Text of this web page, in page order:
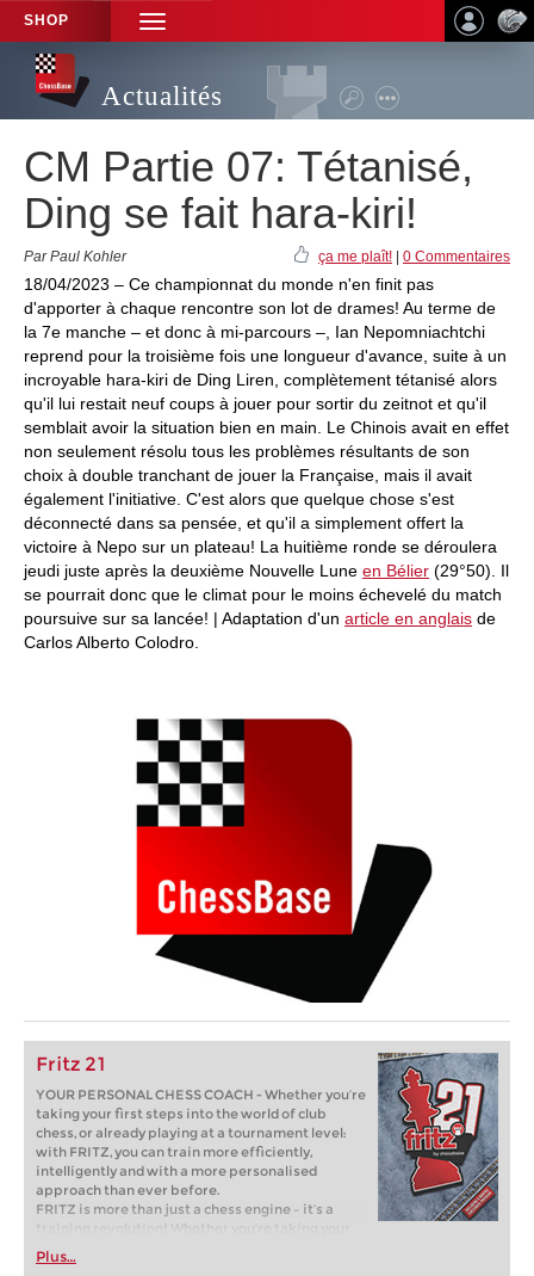
SHOP
TOGGLE
NAVIGATION
Actualités
CM Partie 07: Tétanisé,
Ding se fait hara-kiri!
Par Paul Kohler ça me plaît! 0 Commentaires
18/04/2023 – Ce championnat du monde n'en finit pas
d'apporter à chaque rencontre son lot de drames! Au terme de
la 7e manche – et donc à mi-parcours –, Ian Nepomniachtchi
reprend pour la troisième fois une longueur d'avance, suite à un
incroyable hara-kiri de Ding Liren, complètement tétanisé alors
qu'il lui restait neuf coups à jouer pour sortir du zeitnot et qu'il
semblait avoir la situation bien en main. Le Chinois avait en effet
non seulement résolu tous les problèmes résultants de son
choix à double tranchant de jouer la Française, mais il avait
également l'initiative. C'est alors que quelque chose s'est
déconnecté dans sa pensée, et qu'il a simplement offert la
victoire à Nepo sur un plateau! La huitième ronde se déroulera
jeudi juste après la deuxième Nouvelle Lune en Bélier (29°50). Il
se pourrait donc que le climat pour le moins échevelé du match
poursuive sur sa lancée! | Adaptation d'un article en anglais de
Carlos Alberto Colodro.
Fritz 21
YOUR PERSONAL CHESS COACH - Whether you’re
taking your first steps into the world of club
chess, or already playing at a tournament level:
with FRITZ, you can train more efficiently,
intelligently and with a more personalised
approach than ever before.
FRITZ is more than just a chess engine – it’s a
training revolution! Whether you’re taking your
first steps into the world of club chess, or already
playing at a tournament level: with FRITZ, you can
Plus…